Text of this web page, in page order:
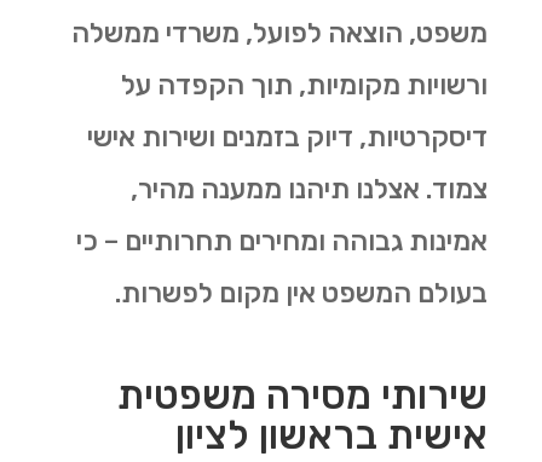
משפט, הוצאה לפועל, משרדי ממשלה
ורשויות מקומיות, תוך הקפדה על
דיסקרטיות, דיוק בזמנים ושירות אישי
צמוד. אצלנו תיהנו ממענה מהיר,
אמינות גבוהה ומחירים תחרותיים – כי
בעולם המשפט אין מקום לפשרות.
שירותי מסירה משפטית
אישית בראשון לציון